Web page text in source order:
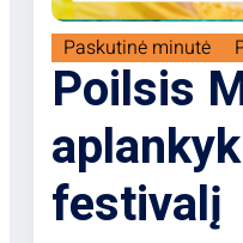
Paskutinė minutė
Poilsis
festivalį